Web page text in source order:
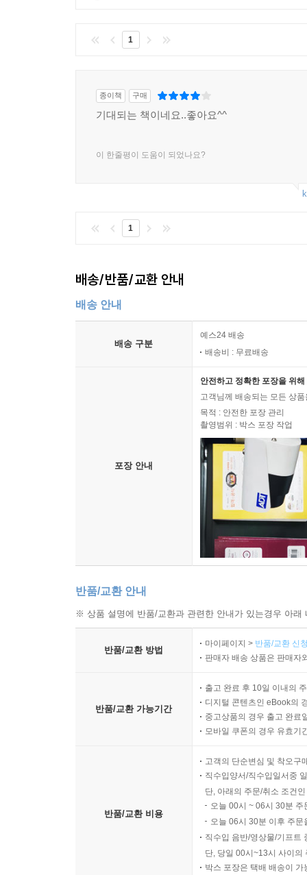
1
종이책 구매
기대되는 책이네요..좋아요^^
이 한줄평이 도움이 되었나요?
1
배송/반품/교환 안내
배송 안내
배송 구분
예스24 배송
배송비 : 무료배송
포장 안내
안전하고 정확한 포장을 위
고객님께 배송되는 모든 상
목적 : 안전한 포장 관리
촬영범위 : 박스 포장 작업
반품/교환 안내
※ 상품 설명에 반품/교환과 관련한 안내가 있는경우 아
반품/교환 방법
마이페이지 > 반품/교환 신
판매자 배송 상품은 판매자
반품/교환 가능기간
출고 완료 후 10일 이내의
디지털 콘텐츠인 eBook의
중고상품의 경우 출고 완료
모바일 쿠폰의 경우 유효기
반품/교환 비용
고객의 단순변심 및 착오구
직수입양서/직수입일서중
단, 아래의 주문/취소 조건
오늘 00시 ~ 06시 30분
오늘 06시 30분 이후 주
직수입 음반/영상물/기프트
단, 당일 00시~13시 사이의
박스 포장은 택배 배송이